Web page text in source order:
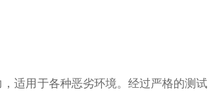
适用于各种恶劣环境。经过严格的测试